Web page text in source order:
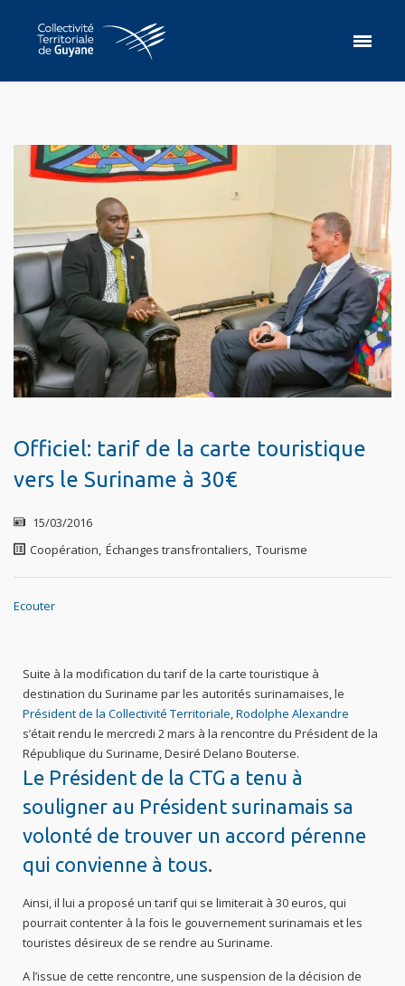
Officiel: tarif de la carte touristique
vers le Suriname à 30€
15/03/2016
Coopération, Échanges transfrontaliers, Tourisme
Ecouter
Suite à la modification du tarif de la carte touristique à
destination du Suriname par les autorités surinamaises, le
Président de la Collectivité Territoriale,Rodolphe Alexandre
s’était rendu le mercredi 2 mars à la rencontre du Président de la
République du Suriname, Desiré Delano Bouterse.
Le Président de la CTG a tenu à
souligner au Président surinamais sa
volonté de trouver un accord pérenne
qui convienne à tous.
Ainsi, il lui a proposé un tarif qui se limiterait à 30euros, qui
pourrait contenter à la fois le gouvernement surinamais et les
touristes désireux de se rendre au Suriname.
A l’issue de cette rencontre, une suspension de la décision de